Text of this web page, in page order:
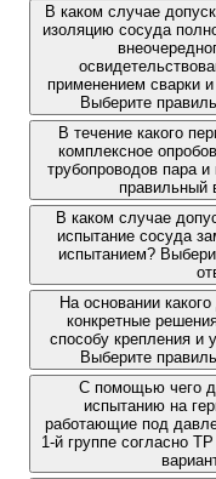
В каком случае
изоляцию сосуда
применением сварки
Выберите
В течение какого
комплексное
трубопроводов пара
правильный
В каком случае
испытание сосуда
испытанием?
На основании
конкретные
способу крепления и
Выберите
С помощью чего
испытанию на
работающие под
1-й группе согласно